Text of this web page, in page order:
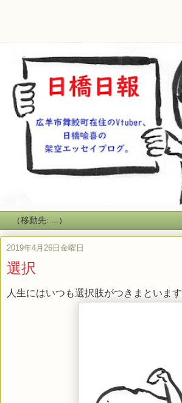
2019年4月26日金曜日
選択
人生にはいつも選択肢がつきまといます